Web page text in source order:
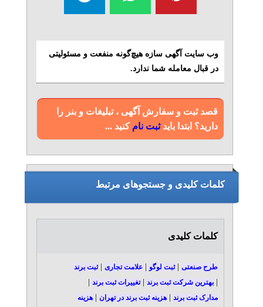
وب سایت آگهی سازه هیچ‌گونه منفعت و مسئولیتی
در قبال معامله شما ندارد.
قصد ثبت و سفارش آگهی ، تبلیغات و بنر را
دارید؟ ابتدا بایدثبت نام کنید ...
کلمات کلیدی و جستجوهای مرتبط
کلمات کلیدی
طرح صنعتی |ثبت لوگو |علامت تجاری |ثبت برند
|بهترین شرکت ثبت برند |تغییرات ثبت برند
مدارک ثبت برند |هزینه ثبت برند در تهران |هزینه